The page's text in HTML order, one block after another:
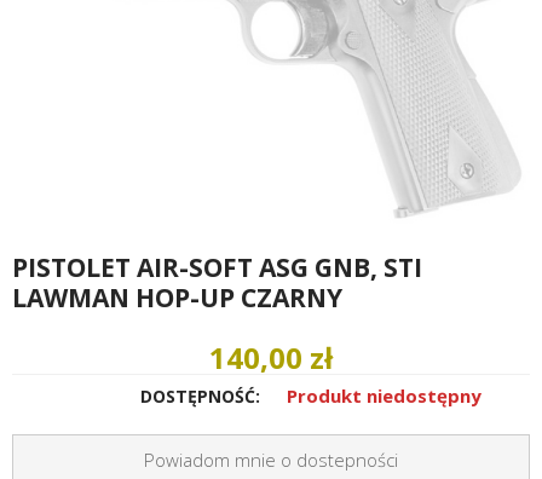
PISTOLET AIR-SOFT ASG GNB, STI
LAWMAN HOP-UP CZARNY
140,00 zł
DOSTĘPNOŚĆ: Produkt niedostępny
Powiadom mnie o dostepności